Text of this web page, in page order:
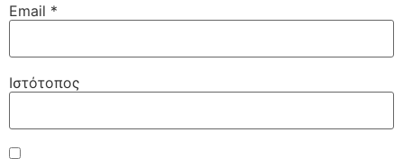
Email *
Ιστότοπος